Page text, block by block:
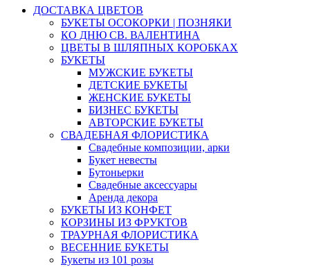
ДОСТАВКА ЦВЕТОВ
БУКЕТЫ ОСОКОРКИ | ПОЗНЯКИ
КО ДНЮ СВ. ВАЛЕНТИНА
ЦВЕТЫ В ШЛЯПНЫХ КОРОБКАХ
БУКЕТЫ
МУЖСКИЕ БУКЕТЫ
ДЕТСКИЕ БУКЕТЫ
ЖЕНСКИЕ БУКЕТЫ
БИЗНЕС БУКЕТЫ
АВТОРСКИЕ БУКЕТЫ
СВАДЕБНАЯ ФЛОРИСТИКА
Свадебные композиции, арки
Букет невесты
Бутоньерки
Свадебные аксессуары
Аренда декора
БУКЕТЫ ИЗ КОНФЕТ
КОРЗИНЫ ИЗ ФРУКТОВ
ТРАУРНАЯ ФЛОРИСТИКА
ВЕСЕННИЕ БУКЕТЫ
Букеты из 101 розы